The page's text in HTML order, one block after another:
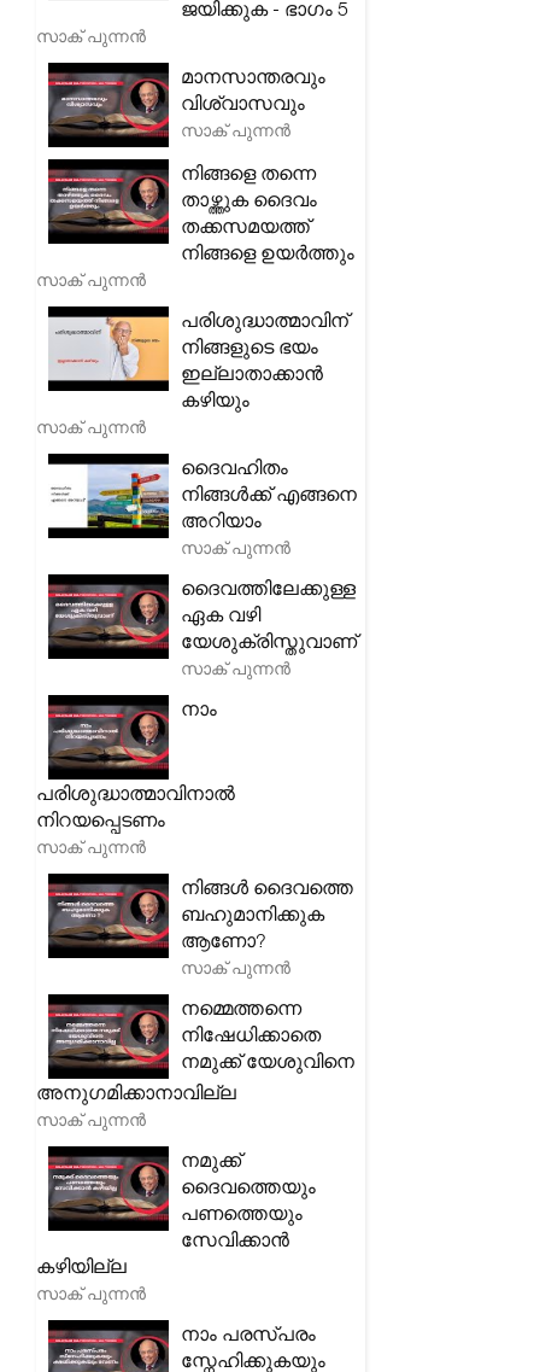
ജയിക്കുക - ഭാഗം 5
സാക് പുന്നൻ
മാനസാന്തരവും
വിശ്വാസവും
സാക് പുന്നൻ
നിങ്ങളെ തന്നെ
താഴ്ത്തുക ദൈവം
തക്കസമയത്ത്
നിങ്ങളെ ഉയർത്തും
സാക് പുന്നൻ
പരിശുദ്ധാത്മാവിന്
നിങ്ങളുടെ ഭയം
ഇല്ലാതാക്കാൻ
കഴിയും
സാക് പുന്നൻ
ദൈവഹിതം
നിങ്ങൾക്ക് എങ്ങനെ
അറിയാം
സാക് പുന്നൻ
ദൈവത്തിലേക്കുള്ള
ഏക വഴി
യേശുക്രിസ്തുവാണ്
സാക് പുന്നൻ
നാം
പരിശുദ്ധാത്മാവിനാൽ
നിറയപ്പെടണം
സാക് പുന്നൻ
നിങ്ങൾ ദൈവത്തെ
ബഹുമാനിക്കുക
ആണോ?
സാക് പുന്നൻ
നമ്മെത്തന്നെ
നിഷേധിക്കാതെ
നമുക്ക് യേശുവിനെ
അനുഗമിക്കാനാവില്ല
സാക് പുന്നൻ
നമുക്ക്
ദൈവത്തെയും
പണത്തെയും
സേവിക്കാൻ
കഴിയില്ല
സാക് പുന്നൻ
നാം പരസ്പരം
സ്നേഹിക്കുകയും